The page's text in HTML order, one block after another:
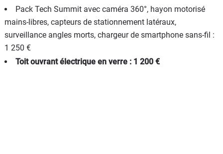
Pack Tech Summit avec caméra 360°, hayon motorisé
mains-libres, capteurs de stationnement latéraux,
surveillance angles morts, chargeur de smartphone sans-fil :
1 250 €
Toit ouvrant électrique en verre : 1 200 €